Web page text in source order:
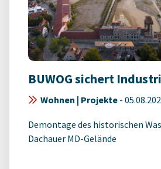
BUWOG sichert
Wohnen | Projekte -
Demontage des historischen
Dachauer MD-Gelände